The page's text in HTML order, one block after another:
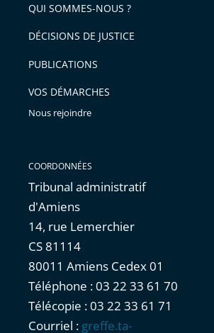
QUI SOMMES-NOUS ?
DÉCISIONS DE JUSTICE
PUBLICATIONS
VOS DÉMARCHES
Nous rejoindre
COORDONNÉES
Tribunal administratif
d'Amiens
14, rue Lemerchier
CS 81114
80011 Amiens Cedex 01
Téléphone : 03 22 33 61 70
Télécopie : 03 22 33 61 71
Courriel : greffe.ta-